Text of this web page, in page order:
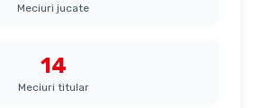
Meciuri jucate
14
Meciuri titular